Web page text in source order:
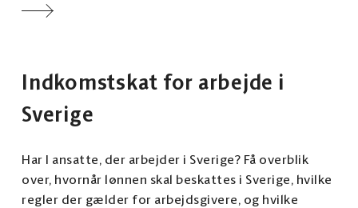
Indkomstskat for arbejde i
Sverige
Har I ansatte, der arbejder i Sverige? Få overblik
over, hvornår lønnen skal beskattes i Sverige, hvilke
regler der gælder for arbejdsgivere, og hvilke